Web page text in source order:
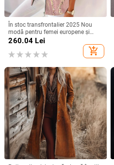
În stoc transfrontalier 2025 Nou
modă pentru femei europene și
americane, modă independentă,
jachetă pentru femei, imprimeu
marmorat, en-gros, în stoc
260.04 Lei
add_shopping_cart